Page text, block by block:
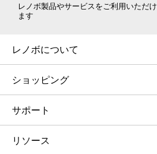
レノボ製品やサービスをご利用いただけ
ます
レノボについて
ショッピング
サポート
リソース